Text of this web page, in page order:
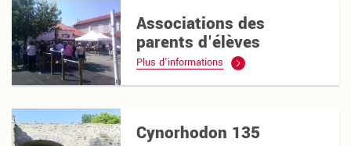
Associations des
parents d'élèves
Plus d'informations
Cynorhodon 135